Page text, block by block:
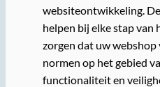
websiteontwikkeling.
helpen bij elke stap van
zorgen dat uw
normen op het gebied
functionaliteit en